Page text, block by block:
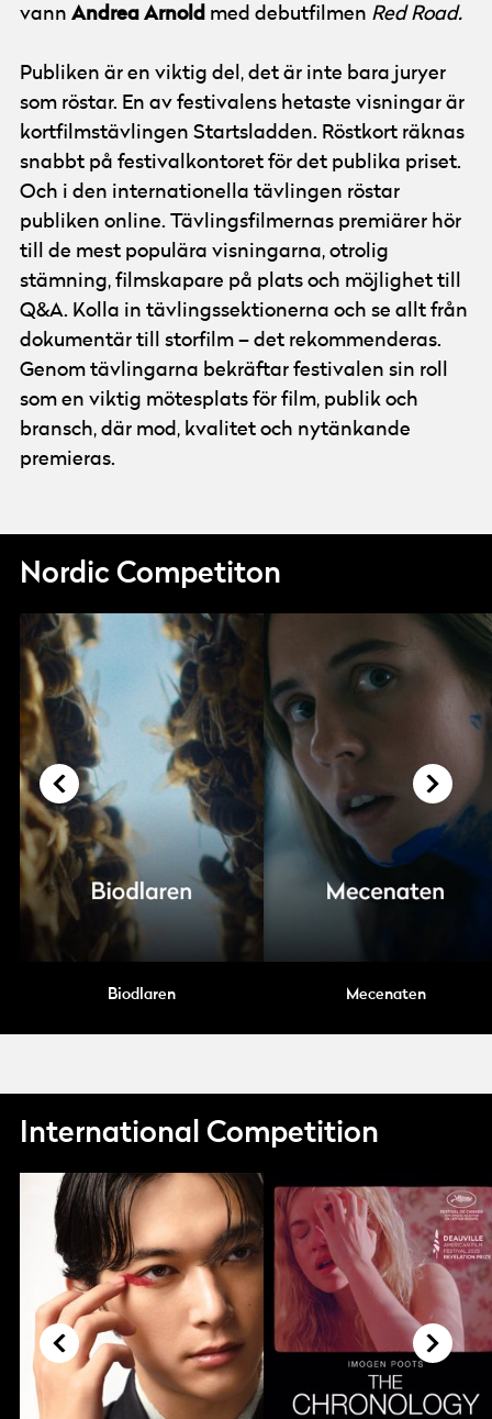
vann Andrea Arnold med debutfilmen Red Road.
Publiken är en viktig del, det är inte bara juryer
som röstar. En av festivalens hetaste visningar är
kortfilmstävlingen Startsladden. Röstkort räknas
snabbt på festivalkontoret för det publika priset.
Och i den internationella tävlingen röstar
publiken online. Tävlingsfilmernas premiärer hör
till de mest populära visningarna, otrolig
stämning, filmskapare på plats och möjlighet till
Q&A. Kolla in tävlingssektionerna och se allt från
dokumentär till storfilm – det rekommenderas.
Genom tävlingarna bekräftar festivalen sin roll
som en viktig mötesplats för film, publik och
bransch, där mod, kvalitet och nytänkande
premieras.
Nordic Competiton
Biodlaren Mecenaten
International Competition